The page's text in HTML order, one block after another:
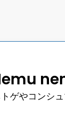
ゲやコンシ